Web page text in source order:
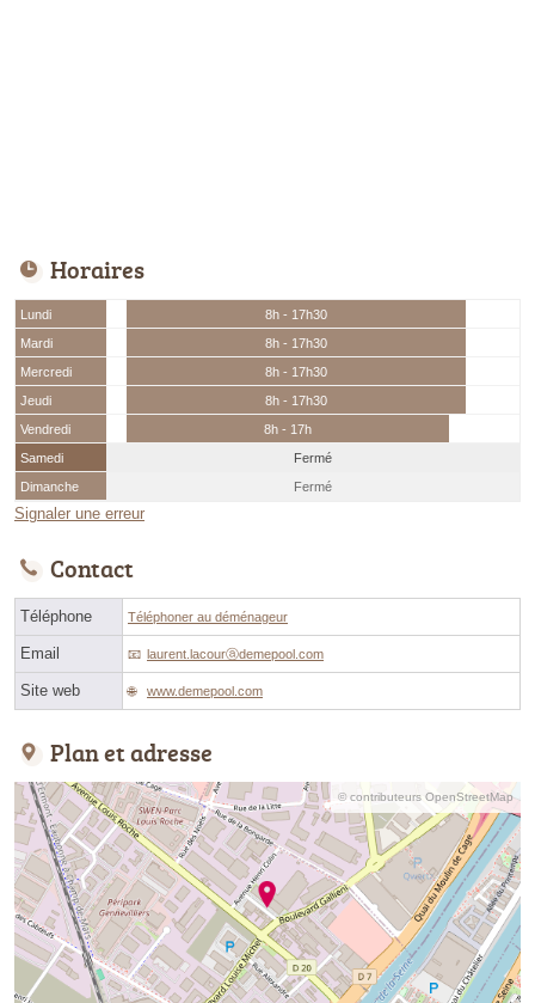
Horaires
Lundi
8h - 17h30
Mardi
8h - 17h30
Mercredi
8h - 17h30
Jeudi
8h - 17h30
Vendredi
8h - 17h
Samedi
Fermé
Dimanche
Fermé
Signaler une erreur
Contact
Téléphone Téléphoner au déménageur
Email laurent.lacourⓐdemepool.com
Site web www.demepool.com
Plan et adresse
© contributeurs OpenStreetMap